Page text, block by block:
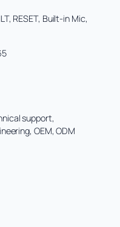
RESET, Built-in Mic,
support,
OEM, ODM